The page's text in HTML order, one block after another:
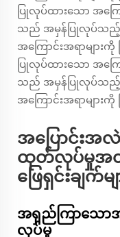
ပြုလုပ်ထားသော အကြ
သည် အမှန်ပြုလုပ်သည့်
အကြောင်းအရာများ
ပြုလုပ်ထားသော အကြ
သည် အမှန်ပြုလုပ်သည့်
အကြောင်းအရာများ
အပြောင်းအ
ထုတ်လုပ်မှုအတွ
ဖြေရှင်းချက်မျ
အရှည်ကြာသော
လုပ်မှု